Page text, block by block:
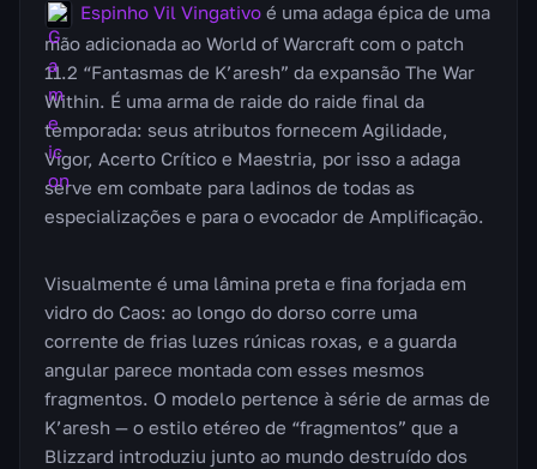
Espinho Vil Vingativo é uma adaga épica de uma
mão adicionada ao World of Warcraft com o patch
11.2 “Fantasmas de K’aresh” da expansão The War
Within. É uma arma de raide do raide final da
temporada: seus atributos fornecem Agilidade,
Vigor, Acerto Crítico e Maestria, por isso a adaga
serve em combate para ladinos de todas as
especializações e para o evocador de Amplificação.
Visualmente é uma lâmina preta e fina forjada em
vidro do Caos: ao longo do dorso corre uma
corrente de frias luzes rúnicas roxas, e a guarda
angular parece montada com esses mesmos
fragmentos. O modelo pertence à série de armas de
K’aresh — o estilo etéreo de “fragmentos” que a
Blizzard introduziu junto ao mundo destruído dos